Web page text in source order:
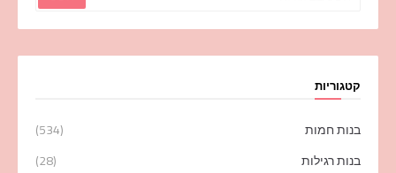
קטגוריות
בנות חמות
(534)
בנות רגילות
(28)